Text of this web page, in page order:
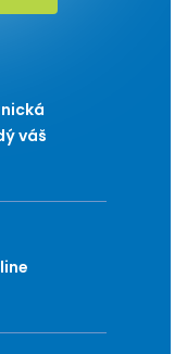
váš